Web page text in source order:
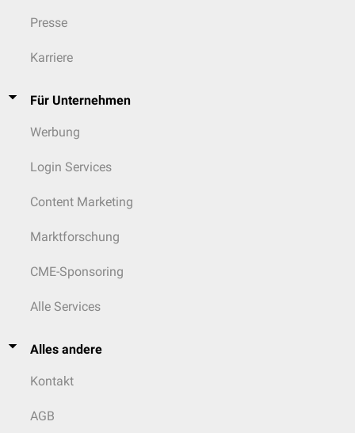
Presse
Karriere
Für Unternehmen
Werbung
Login Services
Content Marketing
Marktforschung
CME-Sponsoring
Alle Services
Alles andere
Kontakt
AGB